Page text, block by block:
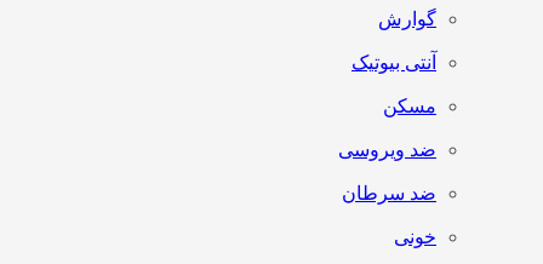
گوارش
آنتی‌ بیوتیک
مسکن
ضد ویروسی
ضد سرطان
خونی